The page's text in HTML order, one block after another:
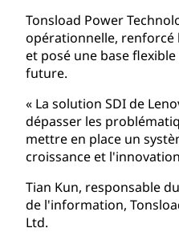
Tonsload Power
opérationnelle, renforcé
et posé une base
future.
« La solution SDI de
dépasser les
mettre en place un
croissance et
Tian Kun, responsable
de l'information,
Ltd.